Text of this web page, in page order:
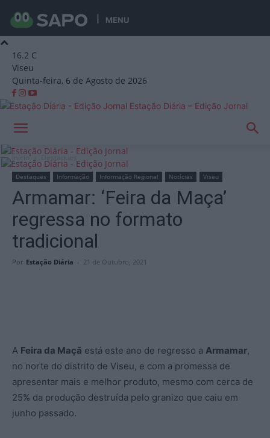
MENU
16.2 C
Viseu
Quinta-feira, 6 de Agosto de 2026
Estação Diária – Edição Jornal
Início Destaques
Destaques Informação Informação Regional Notícias Viseu
Armamar: ‘Feira da Maça’
regressa no formato
tradicional
Por Estação Diária - 21 de Outubro, 2021
A Feira da Maçã está este ano de regresso a Armamar,
no norte do distrito de Viseu, e com a promessa de
apresentar mais e melhor produto, mesmo com cerca de
25% da produção destruída pelo granizo que caiu em
junho passado.